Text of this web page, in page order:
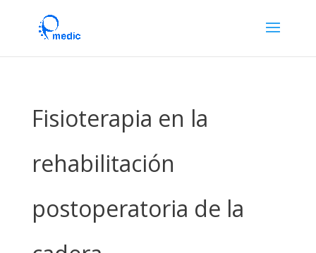
Fisioterapia en la
rehabilitación
postoperatoria de la